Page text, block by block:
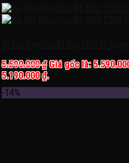
5.590.000₫ Giá gốc là:
5.190.000 ₫.
-14%